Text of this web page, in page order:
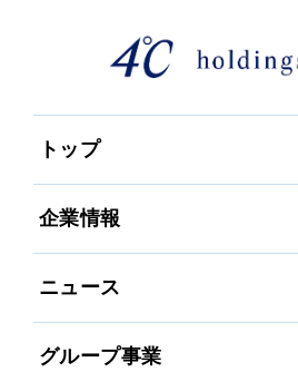
トップ
企業情報
ニュース
グループ事業